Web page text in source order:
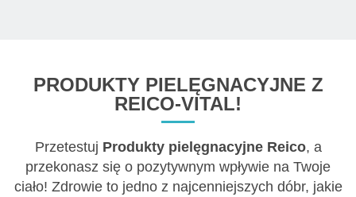
PRODUKTY PIELĘGNACYJNE Z
REICO-VITAL!
Przetestuj Produkty pielęgnacyjne Reico, a
przekonasz się o pozytywnym wpływie na Twoje
ciało! Zdrowie to jedno z najcenniejszych dóbr, jakie